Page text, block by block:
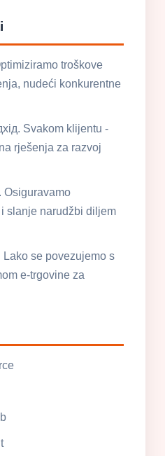
troškove
nudeći konkurentne
Svakom klijentu -
rješenja za razvoj
Osiguravamo
slanje narudžbi diljem
Lako se povezujemo s
e-trgovine za